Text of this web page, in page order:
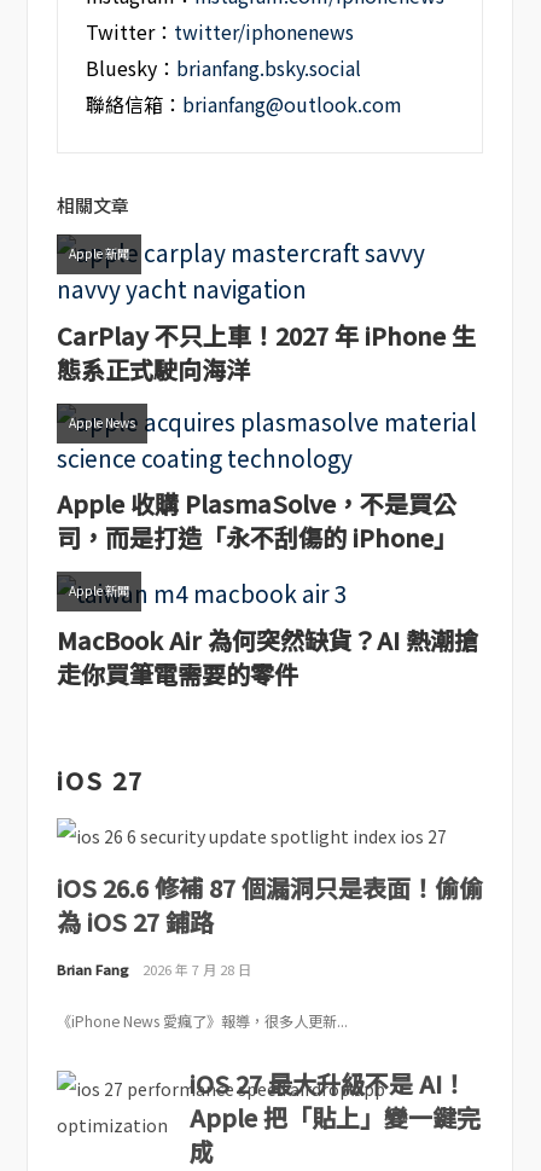
Twitter： twitter/iphonenews
Bluesky： brianfang.bsky.social
聯絡信箱： brianfang@outlook.com
相關文章
Apple 新聞
CarPlay 不只上車！2027 年 iPhone 生
態系正式駛向海洋
Apple News
Apple 收購 PlasmaSolve，不是買公
司，而是打造「永不刮傷的 iPhone」
Apple 新聞
MacBook Air 為何突然缺貨？AI 熱潮搶
走你買筆電需要的零件
iOS 27
iOS 26.6 修補 87 個漏洞只是表面！偷偷
為 iOS 27 鋪路
Brian Fang 2026 年 7 月 28 日
《iPhone News 愛瘋了》報導，很多人更新...
iOS 27 最大升級不是 AI！
Apple 把「貼上」變一鍵完
成